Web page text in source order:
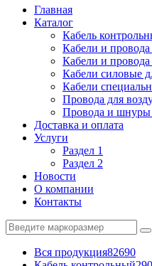
Главная
Каталог
Кабель
Кабели и провода
Кабели и
Кабели силовые
Кабели
Провода для
Провода и шнуры
Доставка и оплата
Услуги
Раздел 1
Раздел 2
Новости
О компании
Контакты
Вся продукция82690